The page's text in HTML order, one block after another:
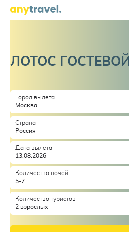
ЛОТОС ГОСТЕВОЙ
Город вылета
Москва
Страна
Россия
Дата вылета
13.08.2026
Количество ночей
5-7
Количество туристов
2 взрослых